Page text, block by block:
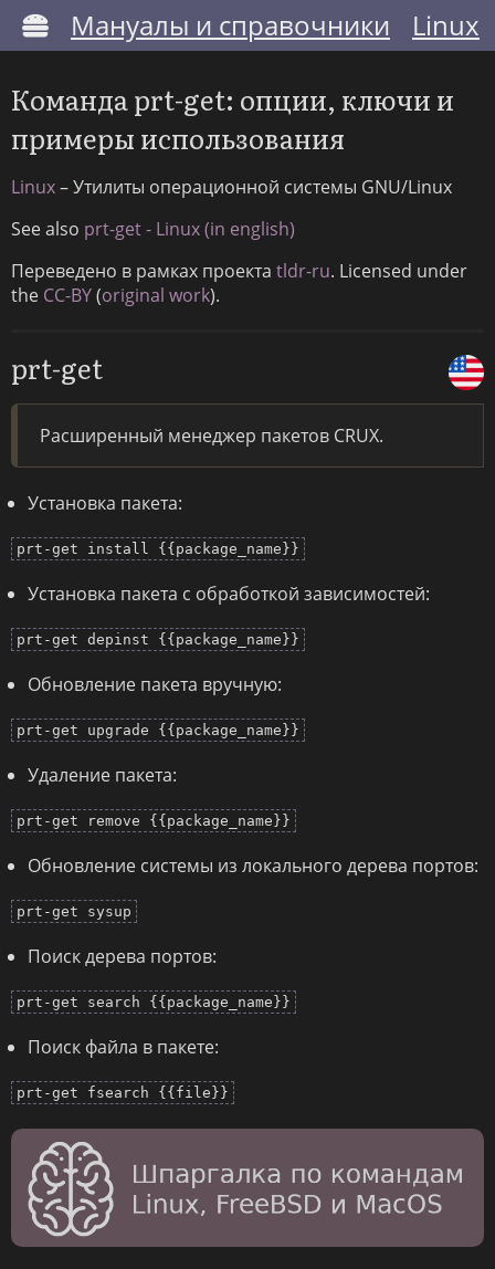
Мануалы и справочники Linux
Команда prt-get: опции, ключи и
примеры использования
Linux– Утилиты операционной системы GNU/Linux
See also prt-get - Linux (in english)
Переведено в рамках проекта tldr-ru. Licensed under
the CC-BY(original work).
prt-get
Расширенный менеджер пакетов CRUX.
Установка пакета:
prt-get install {{package_name}}
Установка пакета с обработкой зависимостей:
prt-get depinst {{package_name}}
Обновление пакета вручную:
prt-get upgrade {{package_name}}
Удаление пакета:
prt-get remove {{package_name}}
Обновление системы из локального дерева портов:
prt-get sysup
Поиск дерева портов:
prt-get search {{package_name}}
Поиск файла в пакете:
prt-get fsearch {{file}}